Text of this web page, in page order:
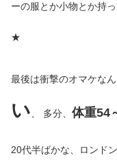
ーの服とか小物とか持っ
★
最後は衝撃のオマケなん
い、 多分、 体重54
20代半ばかな、ロンド